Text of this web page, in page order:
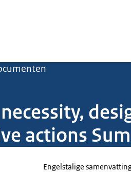
actions
Engelstalige